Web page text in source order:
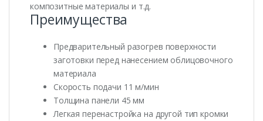
композитные материалы и т.д.
Преимущества
Предварительный разогрев поверхности
заготовки перед нанесением облицовочного
материала
Скорость подачи 11 м/мин
Толщина панели 45 мм
Легкая перенастройка на другой тип кромки